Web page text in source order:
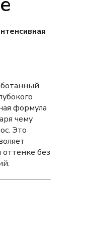
формула
чему
Это
без